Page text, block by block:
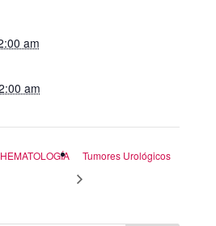
am
am
Tumores Urológicos